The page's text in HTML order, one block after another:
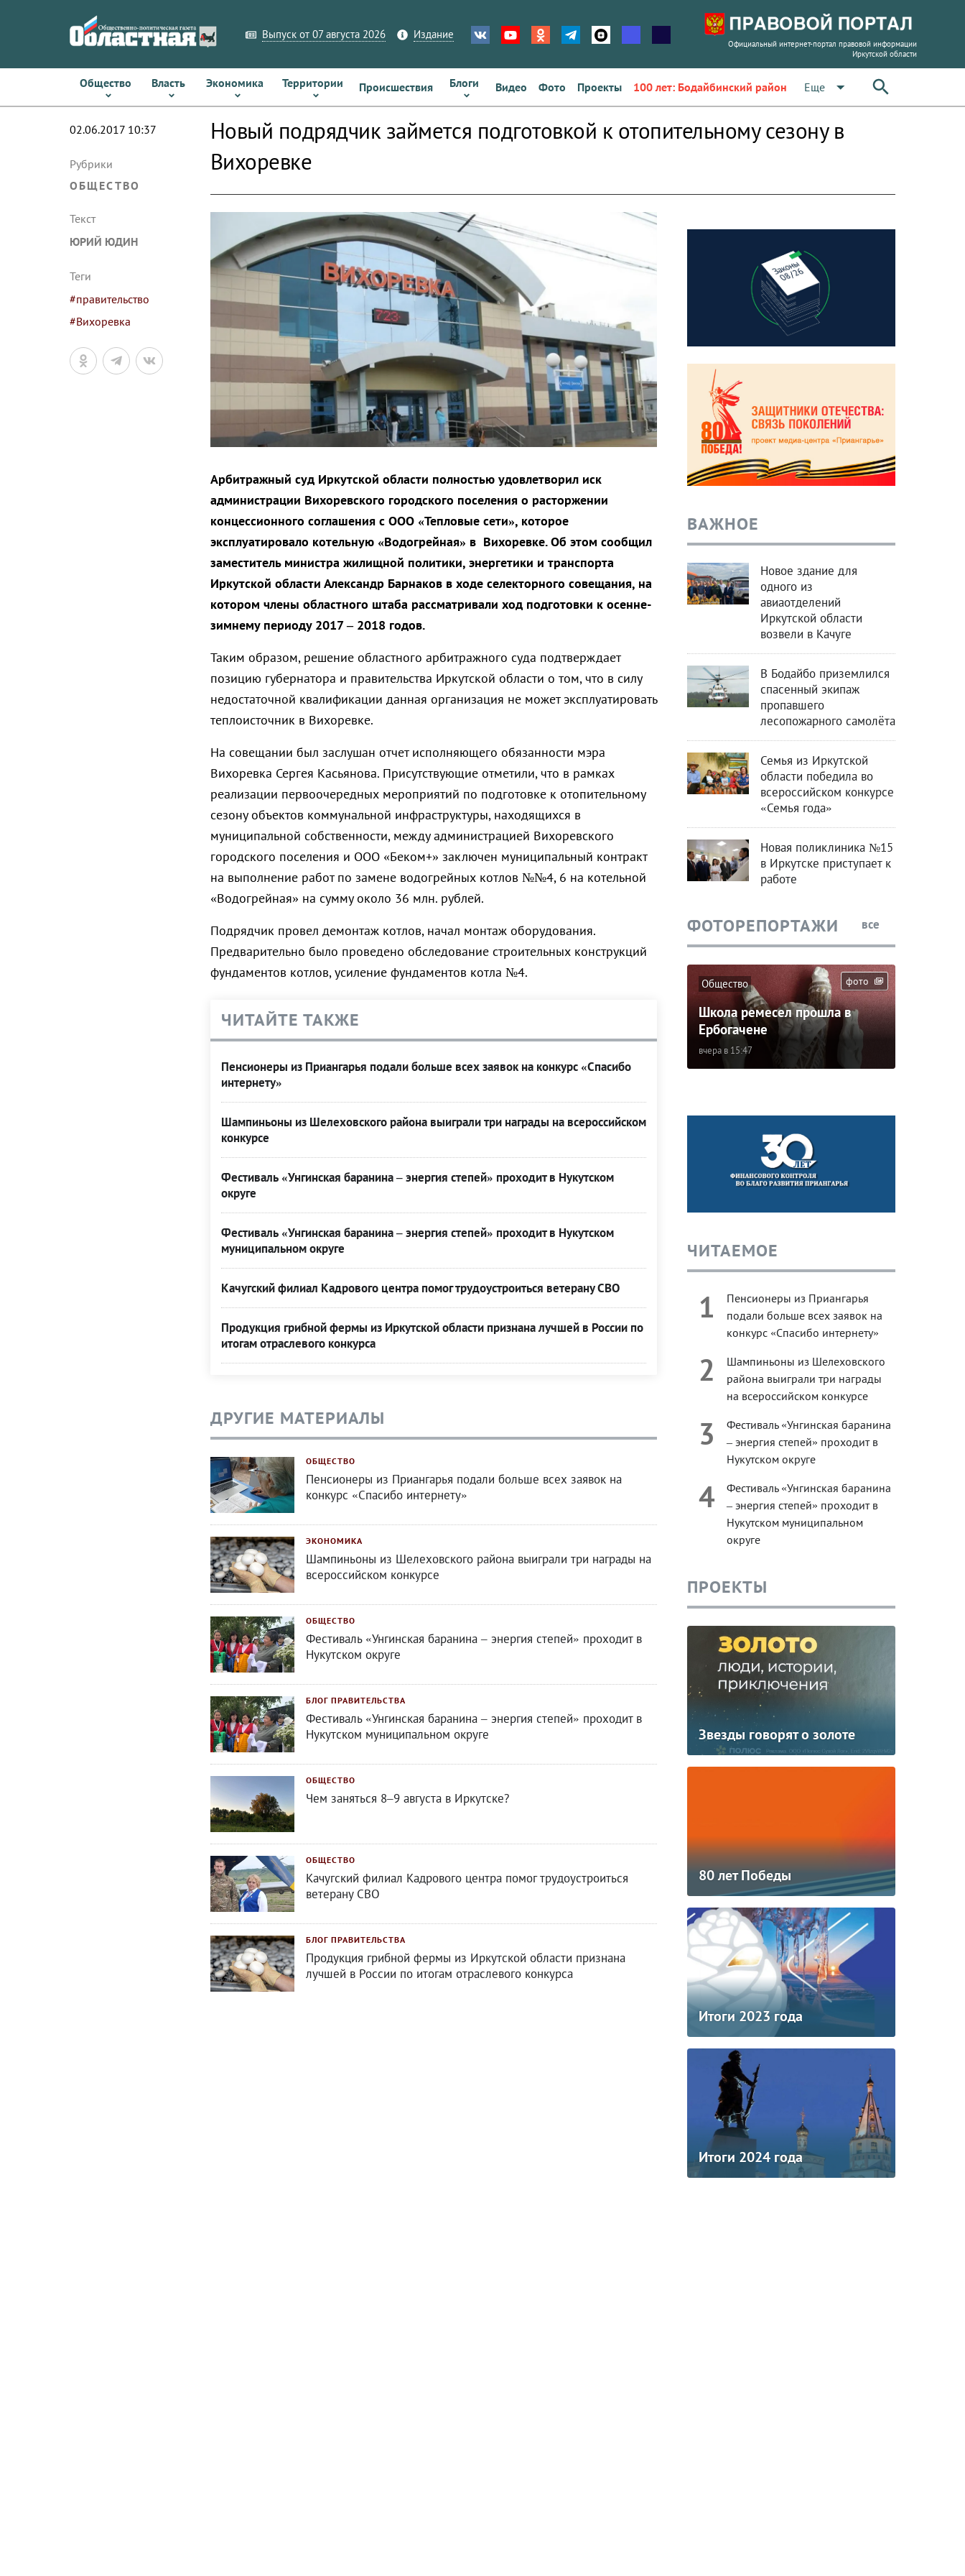
Выпуск от 07 августа 2026 Издание
Официальный интернет-портал правовой информации
Иркутской области
Общество Власть Экономика Территории Происшествия Блоги Видео Фото Проекты 100 лет: Бодайбинский район Еще arrow_drop_down
02.06.2017 10:37
Рубрики
ОБЩЕСТВО
Текст
ЮРИЙ ЮДИН
Теги
#правительство
#Вихоревка
Новый подрядчик займется подготовкой к отопительному сезону в
Вихоревке
Арбитражный суд Иркутской области полностью удовлетворил иск
администрации Вихоревского городского поселения о расторжении
концессионного соглашения с ООО «Тепловые сети», которое
эксплуатировало котельную «Водогрейная» в Вихоревке. Об этом сообщил
заместитель министра жилищной политики, энергетики и транспорта
Иркутской области Александр Барнаков в ходе селекторного совещания, на
котором члены областного штаба рассматривали ход подготовки к осенне-
зимнему периоду 2017 – 2018 годов.
Таким образом, решение областного арбитражного суда подтверждает
позицию губернатора и правительства Иркутской области о том, что в силу
недостаточной квалификации данная организация не может эксплуатировать
теплоисточник в Вихоревке.
На совещании был заслушан отчет исполняющего обязанности мэра
Вихоревка Сергея Касьянова. Присутствующие отметили, что в рамках
реализации первоочередных мероприятий по подготовке к отопительному
сезону объектов коммунальной инфраструктуры, находящихся в
муниципальной собственности, между администрацией Вихоревского
городского поселения и ООО «Беком+» заключен муниципальный контракт
на выполнение работ по замене водогрейных котлов №№4, 6 на котельной
«Водогрейная» на сумму около 36 млн. рублей.
Подрядчик провел демонтаж котлов, начал монтаж оборудования.
Предварительно было проведено обследование строительных конструкций
фундаментов котлов, усиление фундаментов котла №4.
ЧИТАЙТЕ ТАКЖЕ
Пенсионеры из Приангарья подали больше всех заявок на конкурс «Спасибо
интернету»
Шампиньоны из Шелеховского района выиграли три награды на всероссийском
конкурсе
Фестиваль «Унгинская баранина – энергия степей» проходит в Нукутском
округе
Фестиваль «Унгинская баранина – энергия степей» проходит в Нукутском
муниципальном округе
Качугский филиал Кадрового центра помог трудоустроиться ветерану СВО
Продукция грибной фермы из Иркутской области признана лучшей в России по
итогам отраслевого конкурса
ДРУГИЕ МАТЕРИАЛЫ
ОБЩЕСТВО
Пенсионеры из Приангарья подали больше всех заявок на
конкурс «Спасибо интернету»
ЭКОНОМИКА
Шампиньоны из Шелеховского района выиграли три награды на
всероссийском конкурсе
ОБЩЕСТВО
Фестиваль «Унгинская баранина – энергия степей» проходит в
Нукутском округе
БЛОГ ПРАВИТЕЛЬСТВА
Фестиваль «Унгинская баранина – энергия степей» проходит в
Нукутском муниципальном округе
ОБЩЕСТВО
Чем заняться 8–9 августа в Иркутске?
ОБЩЕСТВО
Качугский филиал Кадрового центра помог трудоустроиться
ветерану СВО
БЛОГ ПРАВИТЕЛЬСТВА
Продукция грибной фермы из Иркутской области признана
лучшей в России по итогам отраслевого конкурса
ВАЖНОЕ
Новое здание для
одного из
авиаотделений
Иркутской области
возвели в Качуге
В Бодайбо приземлился
спасенный экипаж
пропавшего
лесопожарного самолёта
Семья из Иркутской
области победила во
всероссийском конкурсе
«Семья года»
Новая поликлиника №15
в Иркутске приступает к
работе
ФОТОРЕПОРТАЖИ все
фото
Общество
Школа ремесел прошла в
Ербогачене
вчера в 15:47
ЧИТАЕМОЕ
1
Пенсионеры из Приангарья
подали больше всех заявок на
конкурс «Спасибо интернету»
2
Шампиньоны из Шелеховского
района выиграли три награды
на всероссийском конкурсе
3
Фестиваль «Унгинская баранина
– энергия степей» проходит в
Нукутском округе
4
Фестиваль «Унгинская баранина
– энергия степей» проходит в
Нукутском муниципальном
округе
ПРОЕКТЫ
Звезды говорят о золоте
80 лет Победы
Итоги 2023 года
Итоги 2024 года